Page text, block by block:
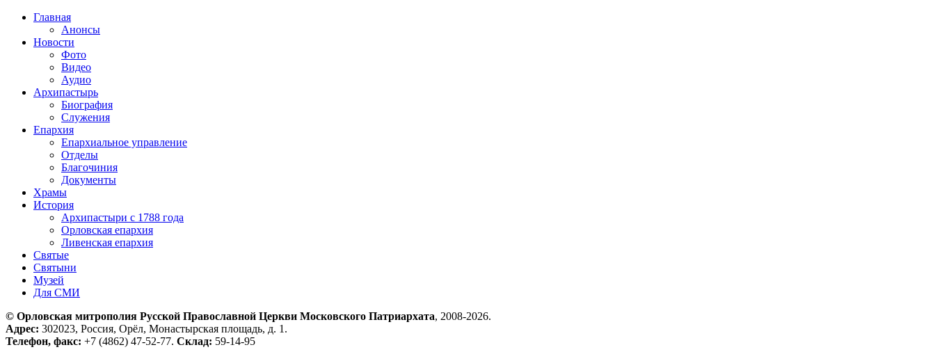
Главная
Анонсы
Новости
Фото
Видео
Аудио
Архипастырь
Биография
Служения
Епархия
Епархиальное управление
Отделы
Благочиния
Документы
Храмы
История
Архипастыри с 1788 года
Орловская епархия
Ливенская епархия
Святые
Святыни
Музей
Для СМИ
© Орловская митрополия Русской Православной Церкви Московского Патриархата, 2008-2026.
Адрес: 302023, Россия, Орёл, Монастырская площадь, д. 1.
Телефон, факс: +7 (4862) 47-52-77. Склад: 59-14-95